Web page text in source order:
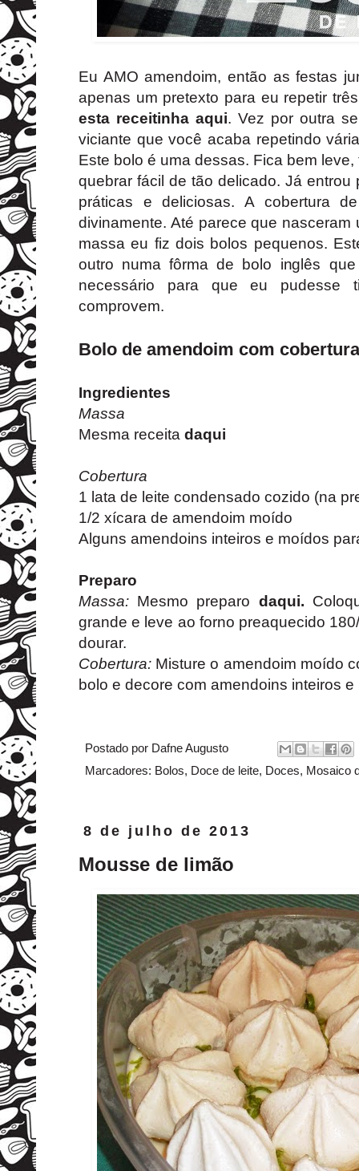
Eu AMO amendoim, então as festas
apenas um pretexto para eu repetir
esta receitinha aqui. Vez por outra
viciante que você acaba repetindo
Este bolo é uma dessas. Fica bem
quebrar fácil de tão delicado. Já
práticas e deliciosas. A cobertura
divinamente. Até parece que
massa eu fiz dois bolos pequenos.
outro numa fôrma de bolo inglês
necessário para que eu pudesse
comprovem.
Bolo de amendoim com
Ingredientes
Massa
Mesma receita daqui
Cobertura
1 lata de leite condensado cozido (na
1/2 xícara de amendoim moído
Alguns amendoins inteiros e moídos
Preparo
Massa: Mesmo preparo daqui.
grande e leve ao forno preaquecido
dourar.
Cobertura: Misture o amendoim moído
bolo e decore com amendoins inteiros
Postado por Dafne Augusto
Marcadores: Bolos, Doce de leite, Doces, Mosaico
8 de julho de 2013
Mousse de limão